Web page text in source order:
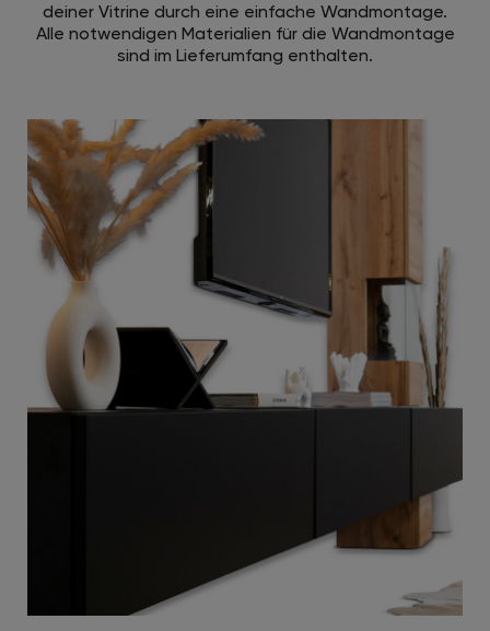
deiner Vitrine durch eine einfache Wandmontage.
Alle notwendigen Materialien für die Wandmontage
sind im Lieferumfang enthalten.